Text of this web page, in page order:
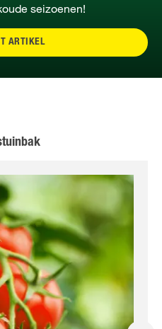
seizoenen!
ARTIKEL